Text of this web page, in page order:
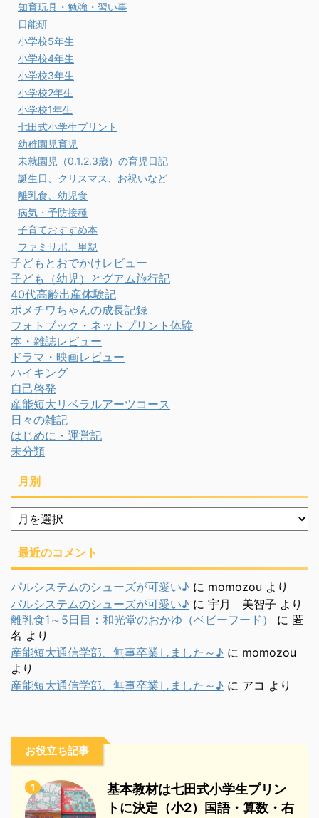
知育玩具・勉強・習い事
日能研
小学校5年生
小学校4年生
小学校3年生
小学校2年生
小学校1年生
七田式小学生プリント
幼稚園児育児
未就園児（0.1.2.3歳）の育児日記
誕生日、クリスマス、お祝いなど
離乳食、幼児食
病気・予防接種
子育ておすすめ本
ファミサポ、里親
子どもとおでかけレビュー
子ども（幼児）とグアム旅行記
40代高齢出産体験記
ポメチワちゃんの成長記録
フォトブック・ネットプリント体験
本・雑誌レビュー
ドラマ・映画レビュー
ハイキング
自己啓発
産能短大リベラルアーツコース
日々の雑記
はじめに・運営記
未分類
月別
月
別
最近のコメント
パルシステムのシューズが可愛い♪ に momozou より
パルシステムのシューズが可愛い♪ に 宇月 美智子 より
離乳食1～5日目：和光堂のおかゆ（ベビーフード）
に 匿
名 より
産能短大通信学部、無事卒業しました～♪ に momozou
より
産能短大通信学部、無事卒業しました～♪ に アコ より
お役立ち記事
1
基本教材は七田式小学生プリン
トに決定（小2）国語・算数・右